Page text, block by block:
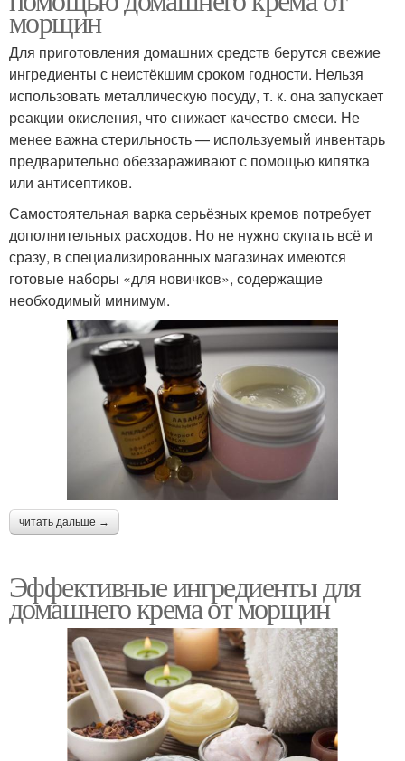
морщин
Для приготовления домашних средств берутся свежие
ингредиенты с неистёкшим сроком годности. Нельзя
использовать металлическую посуду, т. к. она запускает
реакции окисления, что снижает качество смеси. Не
менее важна стерильность — используемый инвентарь
предварительно обеззараживают с помощью кипятка
или антисептиков.
Самостоятельная варка серьёзных кремов потребует
дополнительных расходов. Но не нужно скупать всё и
сразу, в специализированных магазинах имеются
готовые наборы «для новичков», содержащие
необходимый минимум.
читать дальше →
Эффективные ингредиенты для
домашнего крема от морщин